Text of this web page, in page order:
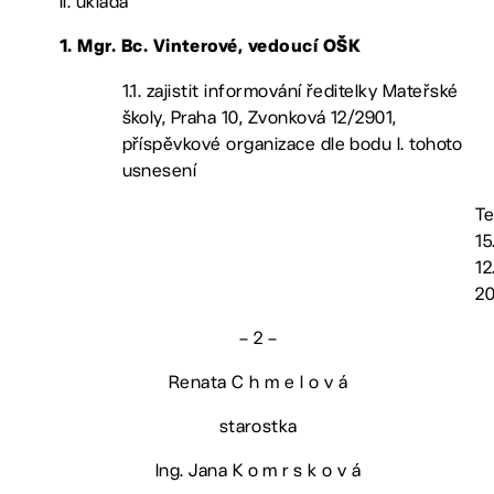
1. Mgr. Bc. Vinterové, vedoucí OŠK
1.1. zajistit informování ředitelky Mateřské
školy, Praha 10, Zvonková 12/2901,
příspěvkové organizace dle bodu I. tohoto
usnesení
– 2 –
Renata C h m e l o v á
starostka
Ing. Jana K o m r s k o v á